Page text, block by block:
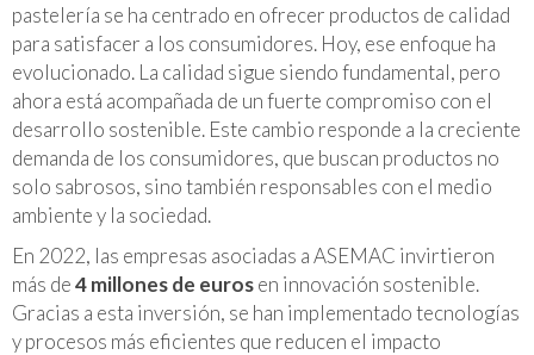
pastelería se ha centrado en ofrecer productos de calidad
para satisfacer a los consumidores. Hoy, ese enfoque ha
evolucionado. La calidad sigue siendo fundamental, pero
ahora está acompañada de un fuerte compromiso con el
desarrollo sostenible. Este cambio responde a la creciente
demanda de los consumidores, que buscan productos no
solo sabrosos, sino también responsables con el medio
ambiente y la sociedad.
En 2022, las empresas asociadas a ASEMAC invirtieron
más de4 millones de eurosen innovación sostenible.
Gracias a esta inversión, se han implementado tecnologías
y procesos más eficientes que reducen el impacto